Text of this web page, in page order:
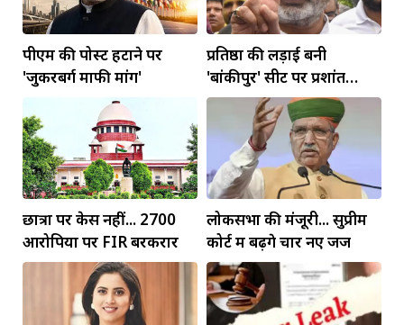
पीएम की पोस्ट हटाने पर
'जुकरबर्ग माफी मांगें'
प्रतिष्ठा की लड़ाई बनी
'बांकीपुर' सीट पर प्रशांत
किशोर की जीत
छात्रों पर केस नहीं... 2700
आरोपियों पर FIR बरकरार
लोकसभा की मंजूरी... सुप्रीम
कोर्ट में बढ़ेंगे चार नए जज